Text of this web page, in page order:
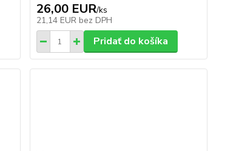
26,00 EUR/ks
21,14 EUR bez DPH
Pridať do košíka